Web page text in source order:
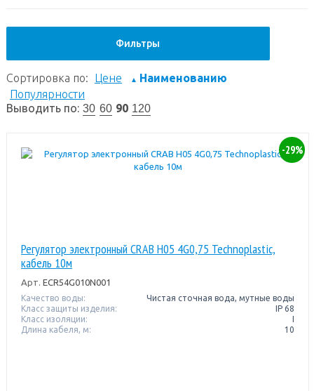
Фильтры
Сортировка по: Цене ▲ Наименованию
Популярности
Выводить по: 30 60 90 120
-29%
Регулятор электронный CRAB H05 4G0,75 Technoplastic,
кабель 10м
Арт. ECR54G010N001
Качество воды:
Чистая сточная вода, мутные воды
Класс защиты изделия:
IP 68
Класс изоляции:
I
Длина кабеля, м:
10